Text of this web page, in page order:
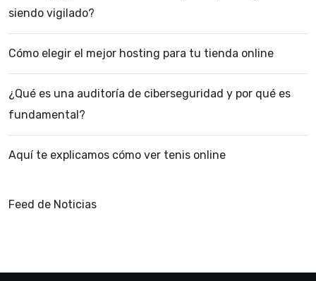
siendo vigilado?
Cómo elegir el mejor hosting para tu tienda online
¿Qué es una auditoría de ciberseguridad y por qué es
fundamental?
Aquí te explicamos cómo ver tenis online
Feed de Noticias